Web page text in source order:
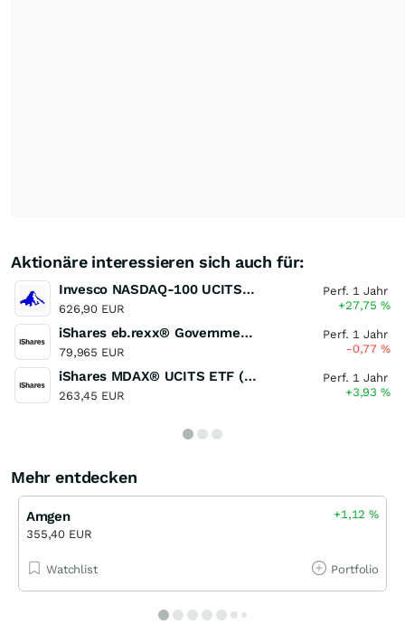
Aktionäre interessieren sich auch für:
Invesco NASDAQ-100 UCITS ETF
626,90 EUR
Perf. 1 Jahr
+27,75%
iShares eb.rexx® Government Germany 1.5-2.5yr UCITS ETF (DE)
79,965 EUR
Perf. 1 Jahr
-0,77%
iShares MDAX® UCITS ETF (DE)
263,45 EUR
Perf. 1 Jahr
+3,93%
Mehr entdecken
Amgen
355,40 EUR
+1,12%
Watchlist Portfolio